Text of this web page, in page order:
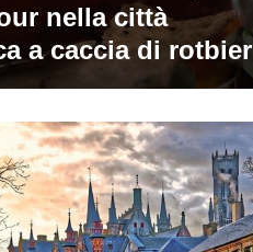
nella città
a caccia di rotbier